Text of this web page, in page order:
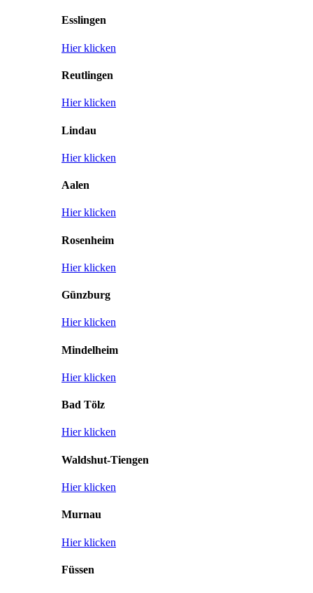
Esslingen
Hier klicken
Reutlingen
Hier klicken
Lindau
Hier klicken
Aalen
Hier klicken
Rosenheim
Hier klicken
Günzburg
Hier klicken
Mindelheim
Hier klicken
Bad Tölz
Hier klicken
Waldshut-Tiengen
Hier klicken
Murnau
Hier klicken
Füssen